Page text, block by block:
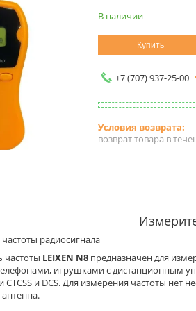
В наличии
Купить
+7 (707) 937-25-00
возврат товара в
радиосигнала
частоты LEIXEN N8 предназначен для
игрушками с дистанционным
CTCSS и DCS. Для измерения частоты
антенна.